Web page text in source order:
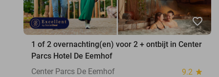
favorite_border
1 of 2 overnachting(en) voor 2 + ontbijt in Center
Parcs Hotel De Eemhof
Center Parcs De Eemhof
9.2 star